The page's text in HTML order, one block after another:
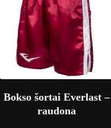
Bokso šortai Everlast –
raudona